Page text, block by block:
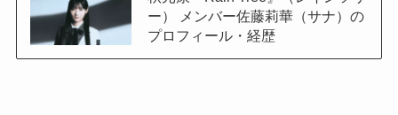
ー） メンバー佐藤莉華（サナ）の
プロフィール・経歴